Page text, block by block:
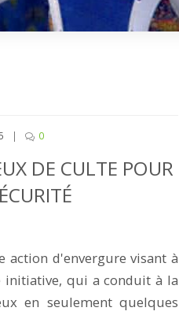
| 0
DE CULTE POUR
action d'envergure visant à
initiative, qui a conduit à la
en seulement quelques